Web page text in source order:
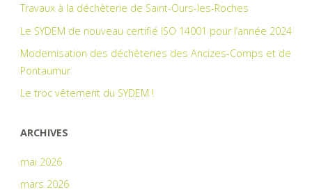
Travaux à la déchèterie de Saint-Ours-les-Roches
Le SYDEM de nouveau certifié ISO 14001 pour l’année 2024
Modernisation des déchèteries des Ancizes-Comps et de
Pontaumur
Le troc vêtement du SYDEM !
ARCHIVES
mai 2026
mars 2026